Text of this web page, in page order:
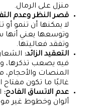
منزل على الرمال.
قصر النظر وعدم
لا يمكنها أن تنمو أو
وتوسعها يعني أنها
وتفقد فعاليتها.
التعقيد الزائد:
فيه يصعب
المنصات
غالبًا ما تكون مفتاح
عدم الاتساق الفادح:
ألوان وخطوط غير